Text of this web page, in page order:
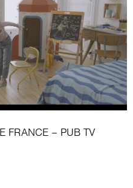
FRANCE – PUB TV